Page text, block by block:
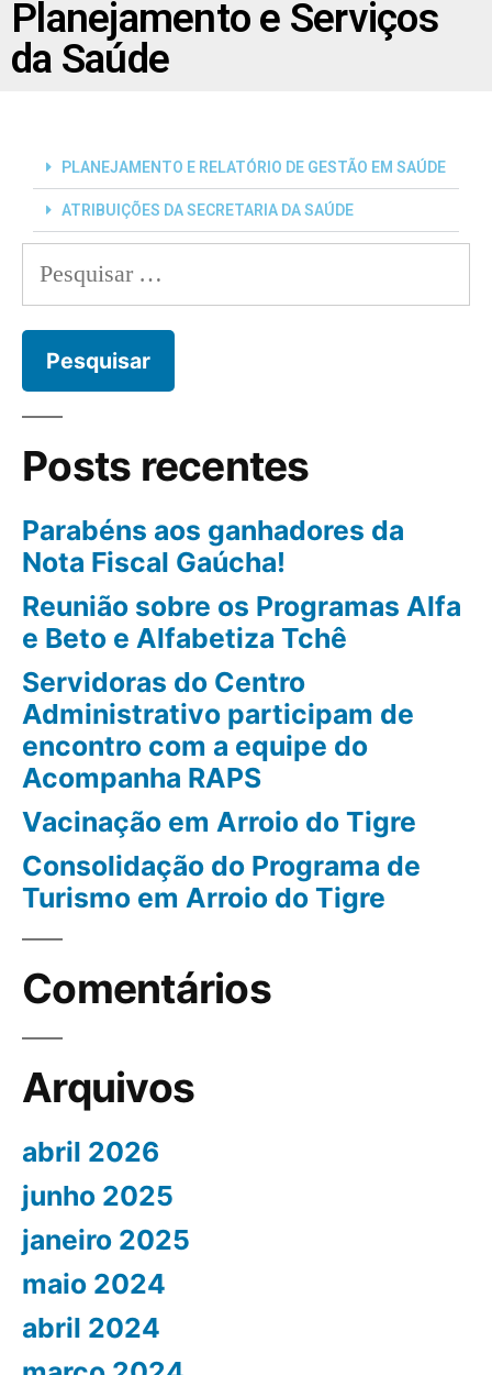
Planejamento e Serviços
da Saúde
PLANEJAMENTO E RELATÓRIO DE GESTÃO EM SAÚDE
ATRIBUIÇÕES DA SECRETARIA DA SAÚDE
Posts recentes
Parabéns aos ganhadores da
Nota Fiscal Gaúcha!
Reunião sobre os Programas Alfa
e Beto e Alfabetiza Tchê
Servidoras do Centro
Administrativo participam de
encontro com a equipe do
Acompanha RAPS
Vacinação em Arroio do Tigre
Consolidação do Programa de
Turismo em Arroio do Tigre
Comentários
Arquivos
abril 2026
junho 2025
janeiro 2025
maio 2024
abril 2024